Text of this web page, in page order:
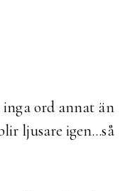
ord annat än
ljusare igen...så